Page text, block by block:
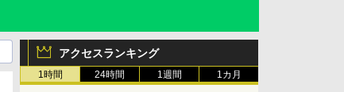
アクセスランキング
1時間 24時間 1週間 1カ月